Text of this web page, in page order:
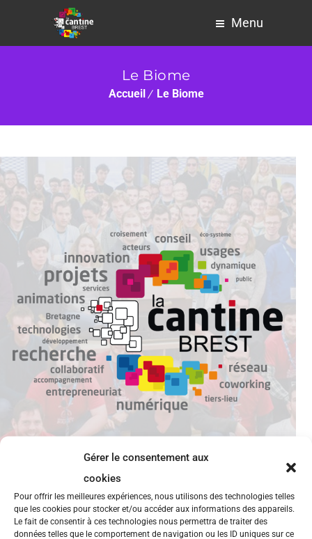
Gérer le consentement aux
cookies
Pour offrir les meilleures expériences, nous utilisons des technologies telles
que les cookies pour stocker et/ou accéder aux informations des appareils.
Le fait de consentir à ces technologies nous permettra de traiter des
données telles que le comportement de navigation ou les ID uniques sur ce
Menu
Le Biome
Accueil Le Biome
Retour sur la visite de Xavier Coadic –
Le Biome